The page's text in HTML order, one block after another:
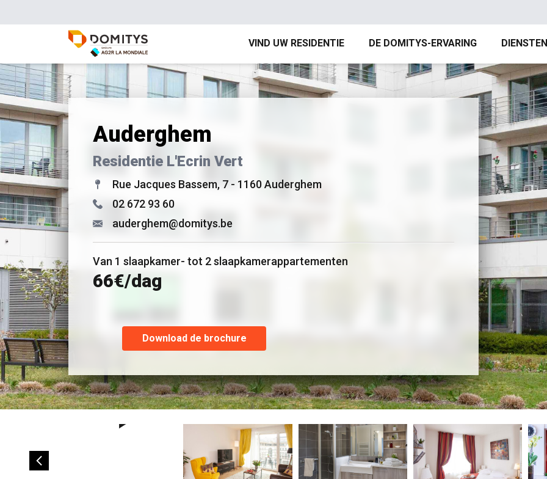
VIND UW RESIDENTIE DE DOMITYS-ERVARING DIENSTEN
Auderghem
Residentie L'Ecrin Vert
Rue Jacques Bassem, 7 - 1160 Auderghem
02 672 93 60
auderghem@domitys.be
Van 1 slaapkamer- tot 2 slaapkamerappartementen
66€/dag
Download de brochure